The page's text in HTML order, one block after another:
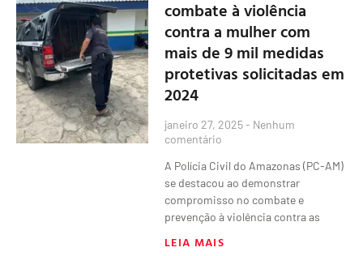
combate à violência
contra a mulher com
mais de 9 mil medidas
protetivas solicitadas em
2024
janeiro 27, 2025 Nenhum
comentário
A Polícia Civil do Amazonas (PC-AM)
se destacou ao demonstrar
compromisso no combate e
prevenção à violência contra as
LEIA MAIS